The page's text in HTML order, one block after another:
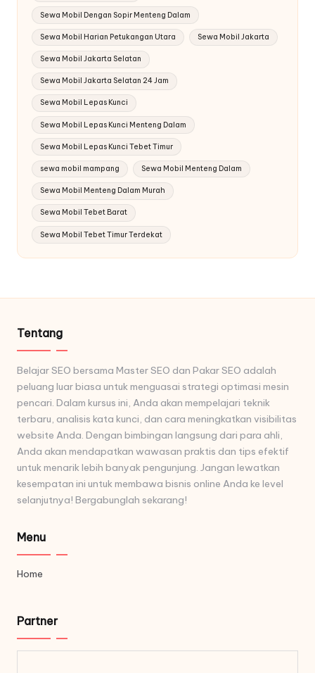
Sewa Mobil Dengan Sopir Menteng Dalam
Sewa Mobil Harian Petukangan Utara Sewa Mobil Jakarta
Sewa Mobil Jakarta Selatan
Sewa Mobil Jakarta Selatan 24 Jam
Sewa Mobil Lepas Kunci
Sewa Mobil Lepas Kunci Menteng Dalam
Sewa Mobil Lepas Kunci Tebet Timur
sewa mobil mampang Sewa Mobil Menteng Dalam
Sewa Mobil Menteng Dalam Murah
Sewa Mobil Tebet Barat
Sewa Mobil Tebet Timur Terdekat
Tentang
Belajar SEO bersama Master SEO dan Pakar SEO adalah
peluang luar biasa untuk menguasai strategi optimasi mesin
pencari. Dalam kursus ini, Anda akan mempelajari teknik
terbaru, analisis kata kunci, dan cara meningkatkan visibilitas
website Anda. Dengan bimbingan langsung dari para ahli,
Anda akan mendapatkan wawasan praktis dan tips efektif
untuk menarik lebih banyak pengunjung. Jangan lewatkan
kesempatan ini untuk membawa bisnis online Anda ke level
selanjutnya! Bergabunglah sekarang!
Menu
Home
Partner